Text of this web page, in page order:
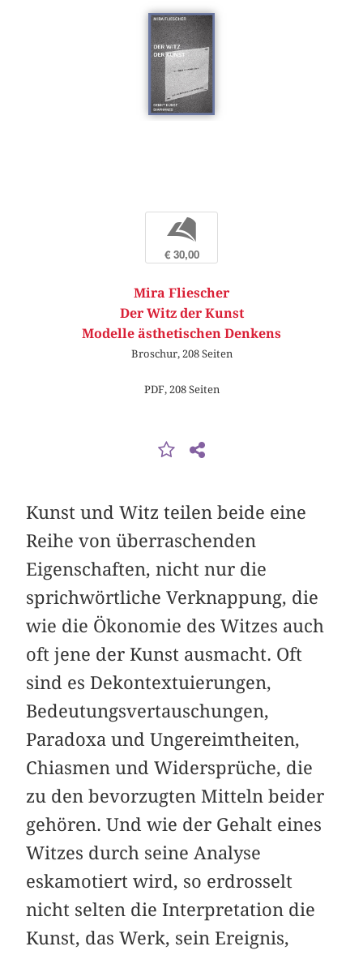
b
€ 30,00
Mira Fliescher
Der Witz der Kunst
Modelle ästhetischen Denkens
Broschur, 208 Seiten
PDF, 208 Seiten
Kunst und Witz teilen beide eine
Reihe von überraschenden
Eigenschaften, nicht nur die
sprichwörtliche Verknappung, die
wie die Ökonomie des Witzes auch
oft jene der Kunst ausmacht. Oft
sind es Dekontextuierungen,
Bedeutungsvertauschungen,
Paradoxa und Ungereimtheiten,
Chiasmen und Widersprüche, die
zu den bevorzugten Mitteln beider
gehören. Und wie der Gehalt eines
Witzes durch seine Analyse
eskamotiert wird, so erdrosselt
nicht selten die Interpretation die
Kunst, das Werk, sein Ereignis,